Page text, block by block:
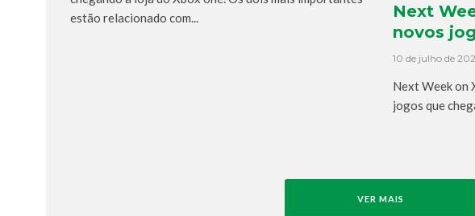
estão relacionado com...
Next
novos
10 de julho de
Next Week on
jogos que
VER MAIS